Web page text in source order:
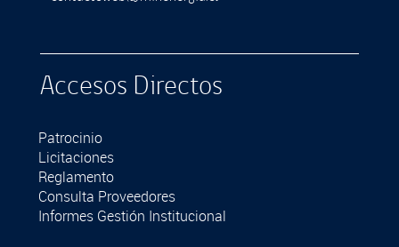
Accesos Directos
Patrocinio
Licitaciones
Reglamento
Consulta Proveedores
Informes Gestión Institucional